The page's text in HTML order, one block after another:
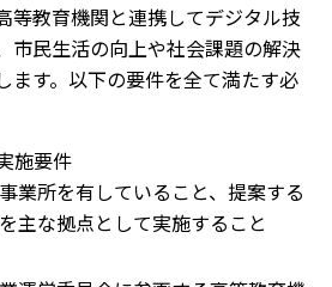
等教育機関と連携してデジタル技
市民生活の向上や社会課題の解決
ます。以下の要件を全て満たす必
施要件
業所を有していること、提案する
主な拠点として実施すること